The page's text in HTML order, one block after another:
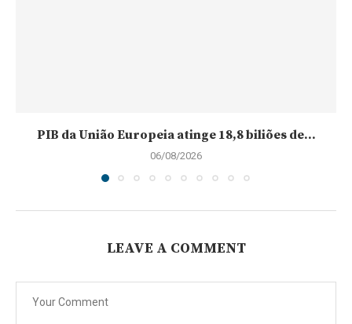
PIB da União Europeia atinge 18,8 biliões de...
06/08/2026
LEAVE A COMMENT